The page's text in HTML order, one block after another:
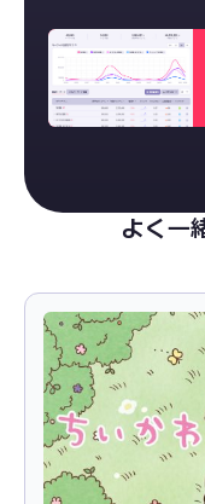
よく一